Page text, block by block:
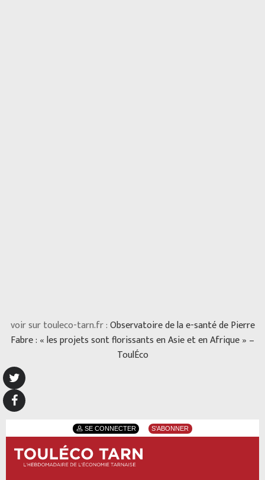
voir sur touleco-tarn.fr :Observatoire de la e-santé de Pierre
Fabre : « les projets sont florissants en Asie et en Afrique » –
ToulÉco